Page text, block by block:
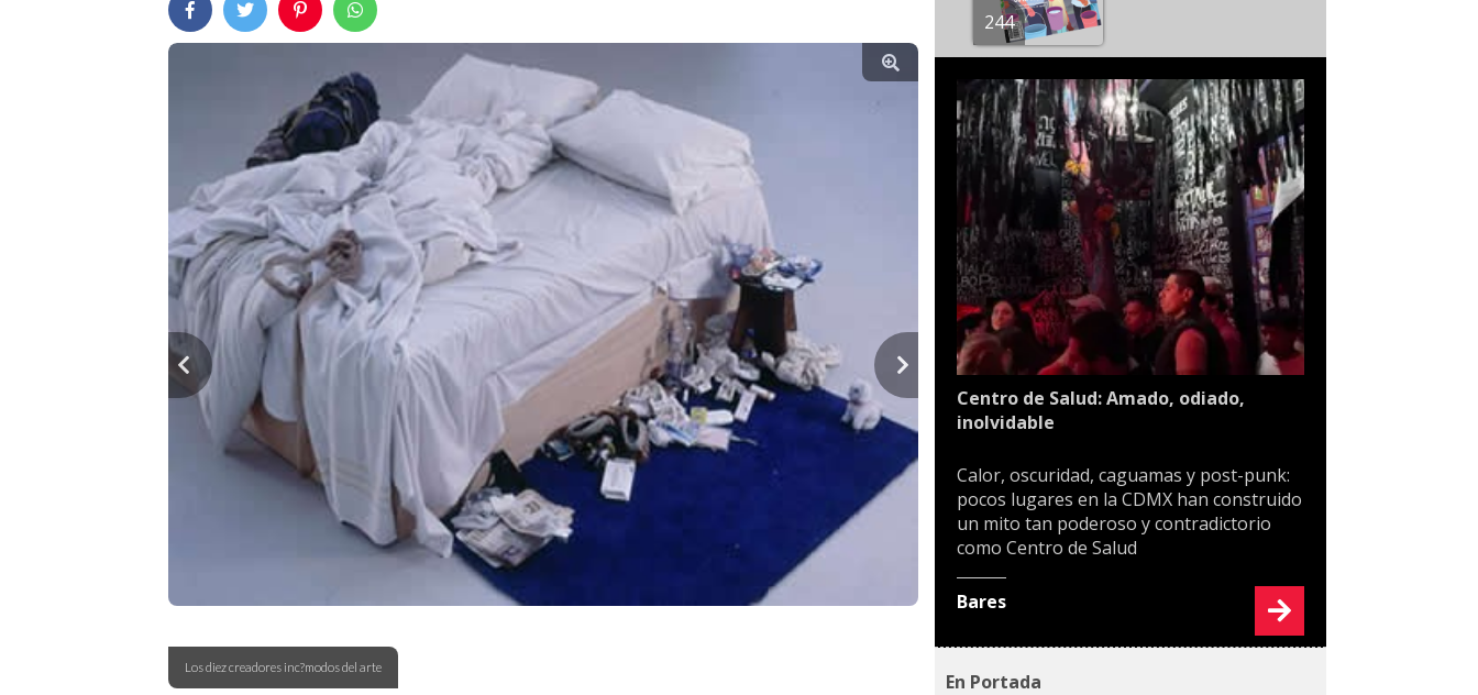
Los diez creadores inc?modos del arte
244
Centro de Salud: Amado, odiado,
inolvidable
Calor, oscuridad, caguamas y post-punk:
pocos lugares en la CDMX han construido
un mito tan poderoso y contradictorio
como Centro de Salud
Bares
En Portada